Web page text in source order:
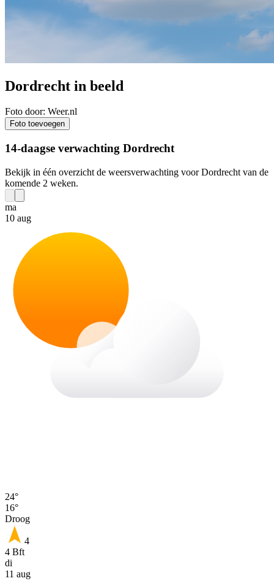
Dordrecht in beeld
Foto door: Weer.nl
Foto toevoegen
14-daagse verwachting Dordrecht
Bekijk in één overzicht de weersverwachting voor Dordrecht van de
komende 2 weken.
ma
10 aug
24°
16°
Droog
4
4 Bft
di
11 aug